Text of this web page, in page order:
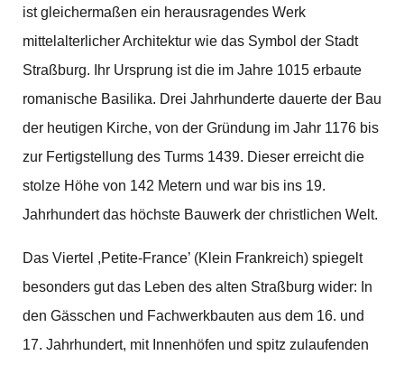
ist gleichermaßen ein herausragendes Werk
mittelalterlicher Architektur wie das Symbol der Stadt
Straßburg. Ihr Ursprung ist die im Jahre 1015 erbaute
romanische Basilika. Drei Jahrhunderte dauerte der Bau
der heutigen Kirche, von der Gründung im Jahr 1176 bis
zur Fertigstellung des Turms 1439. Dieser erreicht die
stolze Höhe von 142 Metern und war bis ins 19.
Jahrhundert das höchste Bauwerk der christlichen Welt.
Das Viertel ,Petite-France’ (Klein Frankreich) spiegelt
besonders gut das Leben des alten Straßburg wider: In
den Gässchen und Fachwerkbauten aus dem 16. und
17. Jahrhundert, mit Innenhöfen und spitz zulaufenden